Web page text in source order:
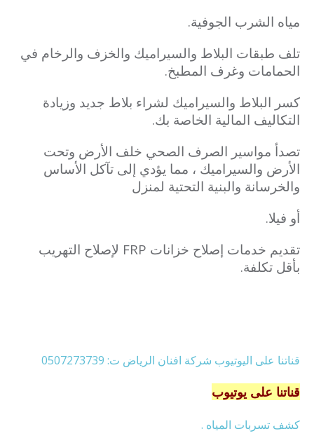
مياه الشرب الجوفية.
تلف طبقات البلاط والسيراميك والخزف والرخام في
الحمامات وغرف المطبخ.
كسر البلاط والسيراميك لشراء بلاط جديد وزيادة
التكاليف المالية الخاصة بك.
تصدأ مواسير الصرف الصحي خلف الأرض وتحت
الأرض والسيراميك ، مما يؤدي إلى تآكل الأساس
والخرسانة والبنية التحتية لمنزل
أو فيلا.
تقديم خدمات إصلاح خزانات FRP لإصلاح التهريب
بأقل تكلفة.
قناتنا على اليوتيوب شركة افنان الرياض ت: 0507273739
قناتنا على يوتيوب
كشف تسربات المياه .